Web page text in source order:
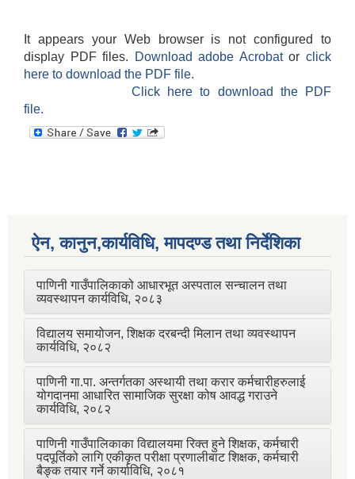
It appears your Web browser is not configured to
display PDF files.
Download adobe Acrobatorclick
here to download the PDF file.
Click here to download the PDF
file.
ऐन, कानुन,कार्यविधि, मापदण्ड तथा निर्देशिका
पाणिनी गाउँपालिकाको आधारभूत अस्पताल सन्चालन तथा
व्यवस्थापन कार्यविधि, २०८३
विद्यालय समायोजन, शिक्षक दरबन्दी मिलान तथा व्यवस्थापन
कार्यविधि, २०८२
पाणिनी गा.पा. अन्तर्गतका अस्थायी तथा करार कर्मचारीहरुलाई
योगदानमा आधारित सामाजिक सुरक्षा कोष आवद्ध गराउने
कार्यविधि, २०८२
पाणिनी गाउँपालिकाका विद्यालयमा रिक्त हुने शिक्षक, कर्मचारी
पदपूर्तिको लागि एकीकृत परीक्षा प्रणालीबाट शिक्षक, कर्मचारी
बैङ्क तयार गर्ने कार्याविधि, २०८१